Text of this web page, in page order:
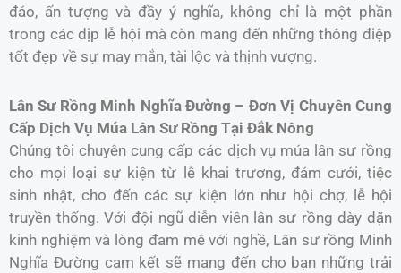
đáo, ấn tượng và đầy ý nghĩa, không chỉ là một phần
trong các dịp lễ hội mà còn mang đến những thông điệp
tốt đẹp về sự may mắn, tài lộc và thịnh vượng.
Lân Sư Rồng Minh Nghĩa Đường – Đơn Vị Chuyên Cung
Cấp Dịch Vụ Múa Lân Sư Rồng Tại Đắk Nông
Chúng tôi chuyên cung cấp các dịch vụ múa lân sư rồng
cho mọi loại sự kiện từ lễ khai trương, đám cưới, tiệc
sinh nhật, cho đến các sự kiện lớn như hội chợ, lễ hội
truyền thống. Với đội ngũ diễn viên lân sư rồng dày dặn
kinh nghiệm và lòng đam mê với nghề, Lân sư rồng Minh
Nghĩa Đường cam kết sẽ mang đến cho bạn những trải